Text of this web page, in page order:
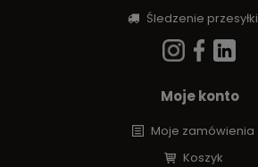
Śledzenie przesyłki
Moje konto
Moje zamówienia
Koszyk